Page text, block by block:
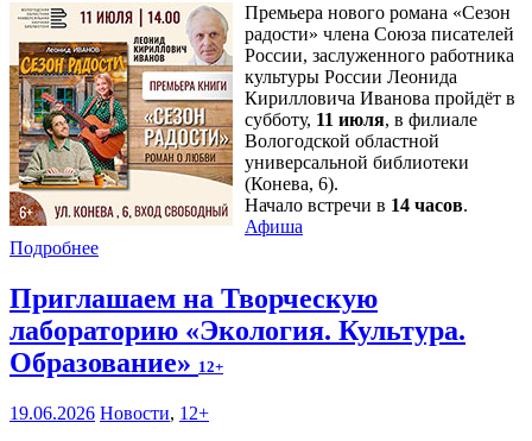
Премьера нового романа «Сезон
радости» члена Союза писателей
России, заслуженного работника
культуры России Леонида
Кирилловича Иванова пройдёт в
субботу, 11 июля, в филиале
Вологодской областной
универсальной библиотеки
(Конева, 6).
Начало встречи в 14 часов.
Афиша
Подробнее
Приглашаем на Творческую
лабораторию «Экология. Культура.
Образование» 12+
19.06.2026 Новости, 12+